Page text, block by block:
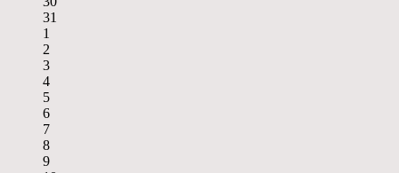
31
1
2
3
4
5
6
7
8
9